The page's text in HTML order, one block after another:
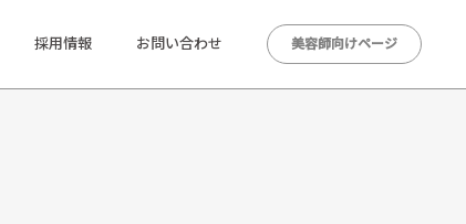
採用情報 お問い合わせ 美容師向けページ